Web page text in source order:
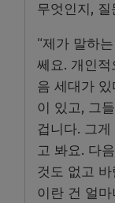
무엇인지,
“제가 말하
쎄요. 개인
음 세대가
이 있고, 그
겁니다. 그
고 봐요. 다
것도 없고
이란 건 얼